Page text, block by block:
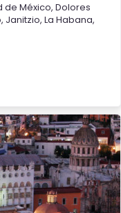
de México, Dolores
, Janitzio, La Habana,